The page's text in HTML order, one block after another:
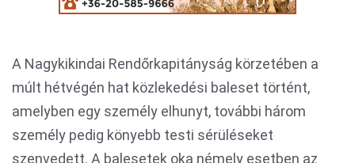
A Nagykikindai Rendőrkapitányság körzetében a
múlt hétvégén hat közlekedési baleset történt,
amelyben egy személy elhunyt, további három
személy pedig könyebb testi sérüléseket
szenvedett. A balesetek oka némely esetben az